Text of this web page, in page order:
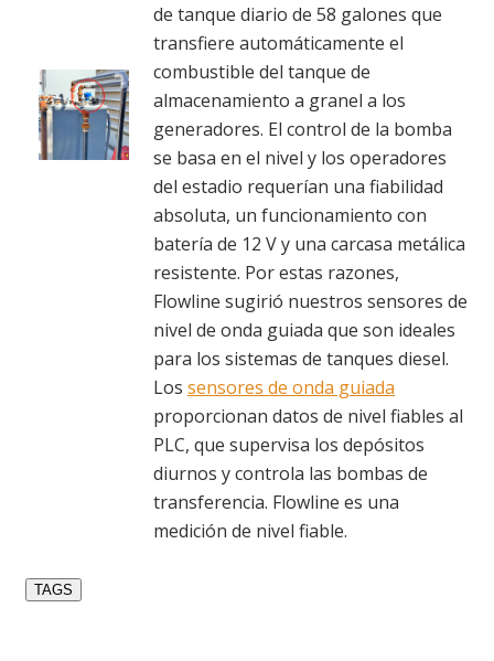
de tanque diario de 58 galones que
transfiere automáticamente el
combustible del tanque de
almacenamiento a granel a los
generadores. El control de la bomba
se basa en el nivel y los operadores
del estadio requerían una fiabilidad
absoluta, un funcionamiento con
batería de 12 V y una carcasa metálica
resistente. Por estas razones,
Flowline sugirió nuestros sensores de
nivel de onda guiada que son ideales
para los sistemas de tanques diesel.
Los sensores de onda guiada
proporcionan datos de nivel fiables al
PLC, que supervisa los depósitos
diurnos y controla las bombas de
transferencia. Flowline es una
medición de nivel fiable.
TAGS